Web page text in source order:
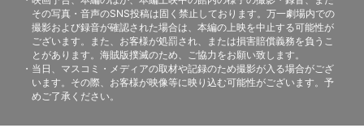
その写真・音声のSNS投稿は固く禁止しております。万一劇場内での
撮影および録音が確認された場合は、本編の上映を中止する可能性が
ございます。また、お客様が処罰され、または損害賠償義務を負うこ
とがあります。海賊版撲滅のため、ご協力をお願い致します。
当日、マスコミ・メディアの取材や記録のため撮影が入る場合がござ
います。その際、お客様が映像等に映り込む可能性がございます。予
めご了承ください。